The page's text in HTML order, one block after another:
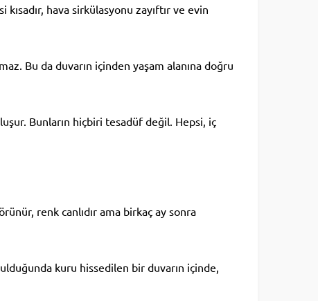
hava sirkülasyonu zayıftır ve evin
Bu da duvarın içinden yaşam alanına doğru
Bunların hiçbiri tesadüf değil. Hepsi, iç
renk canlıdır ama birkaç ay sonra
kuru hissedilen bir duvarın içinde,